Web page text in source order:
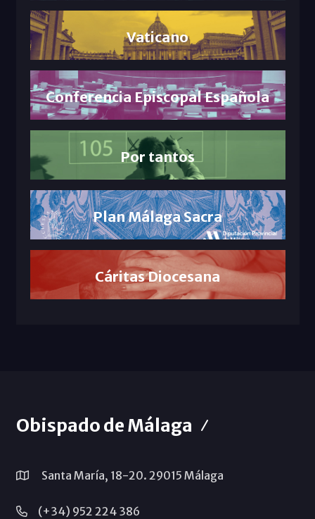
Vaticano
Conferencia Episcopal Española
Por tantos
Plan Málaga Sacra
Cáritas Diocesana
Obispado de Málaga
Santa María, 18-20. 29015 Málaga
(+34) 952 224 386